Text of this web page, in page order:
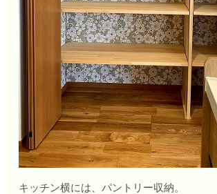
キッチン横には、パントリー収納。